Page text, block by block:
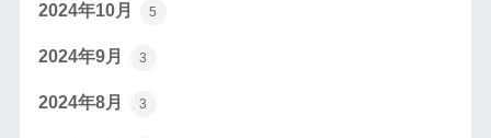
2024年10月 5
2024年9月 3
2024年8月 3